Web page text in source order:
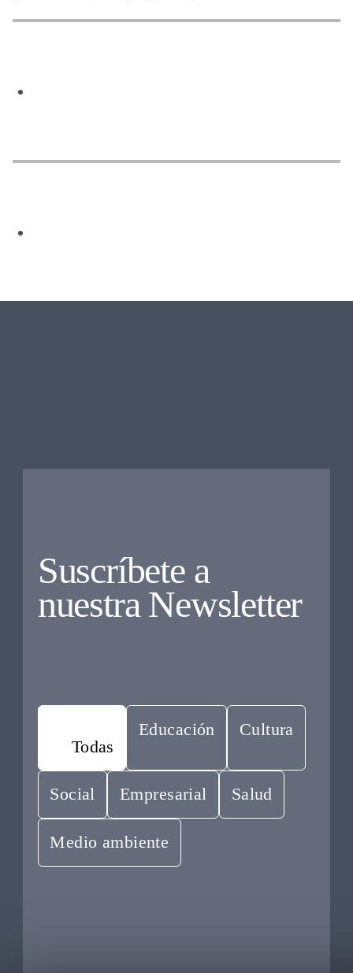
Suscríbete a
nuestra Newsletter
Todas
Educación Cultura
Social Empresarial Salud
Medio ambiente